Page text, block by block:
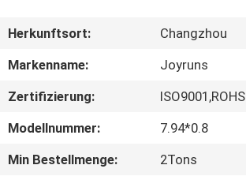
US
AUSFLUG
QUALITÄTSKONTROLLE
Herkunftsort:
Changzhou
Markenname:
Joyruns
Zertifizierung:
ISO9001,ROHS
Modellnummer:
7.94*0.8
Min Bestellmenge:
2Tons